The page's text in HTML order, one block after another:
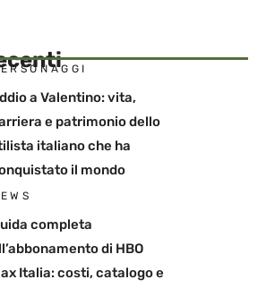
a Valentino: vita,
e patrimonio dello
italiano che ha
il mondo
completa
di HBO
Italia: costi, catalogo e